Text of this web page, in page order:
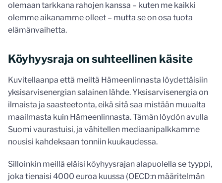
olemaan tarkkana rahojen kanssa – kuten me kaikki
olemme aikanamme olleet – mutta se on osa tuota
elämänvaihetta.
Köyhyysraja on suhteellinen käsite
Kuvitellaanpa että meiltä Hämeenlinnasta löydettäisiin
yksisarvisenergian salainen lähde. Yksisarvisenergia on
ilmaista ja saasteetonta, eikä sitä saa mistään muualta
maailmasta kuin Hämeenlinnasta. Tämän löydön avulla
Suomi vaurastuisi, ja vähitellen mediaanipalkkamme
nousisi kahdeksaan tonniin kuukaudessa.
Silloinkin meillä eläisi köyhyysrajan alapuolella se tyyppi,
joka tienaisi 4000 euroa kuussa (OECD:n määritelmän